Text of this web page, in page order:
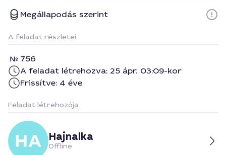
Megállapodás szerint
A feladat részletei
756
A feladat létrehozva: 25 ápr. 03:09-kor
Frissítve: 4 éve
Feladat létrehozója
Hajnalka
Offline